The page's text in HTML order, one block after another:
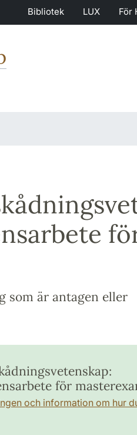
Bibliotek LUX För
som är antagen eller
för
och information om hur